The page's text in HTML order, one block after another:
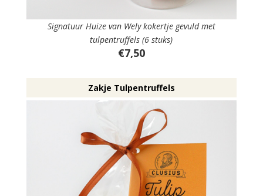
Signatuur Huize van Wely kokertje gevuld met
tulpentruffels (6 stuks)
€7,50
Zakje Tulpentruffels